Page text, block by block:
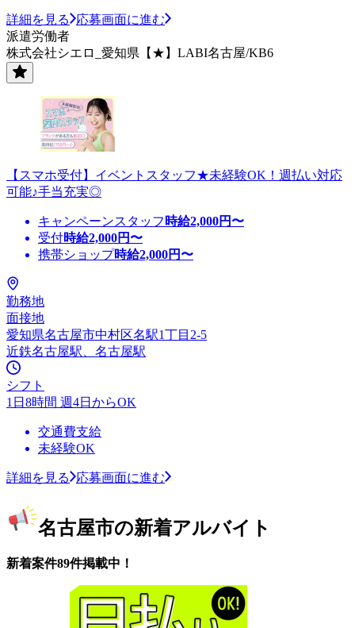
詳細を見る
応募画面に進む
派遣労働者
株式会社シエロ_愛知県【★】LABI名古屋/KB6
【スマホ受付】イベントスタッフ★未経験OK！週払い対応
可能♪手当充実◎
キャンペーンスタッフ 時給2,000円〜
受付時給2,000円〜
携帯ショップ時給2,000円〜
勤務地
面接地
愛知県名古屋市中村区名駅1丁目2-5
近鉄名古屋駅、名古屋駅
シフト
1日8時間 週4日からOK
交通費支給
未経験OK
詳細を見る 応募画面に進む
名古屋市の新着アルバイト
新着案件89件掲載中！